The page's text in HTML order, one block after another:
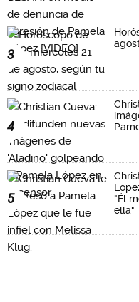
3
4
5
"Él
ella"